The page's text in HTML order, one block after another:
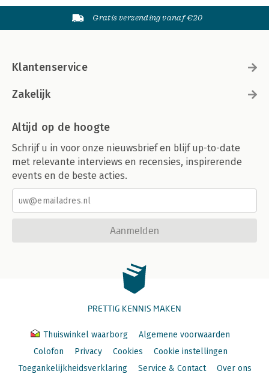
Gratis verzending vanaf €20
Klantenservice
Zakelijk
Altijd op de hoogte
Schrijf u in voor onze nieuwsbrief en blijf up-to-date
met relevante interviews en recensies, inspirerende
events en de beste acties.
Aanmelden
PRETTIG KENNIS MAKEN
Thuiswinkel waarborg
Algemene voorwaarden
Colofon
Privacy Cookies
Cookie instellingen
Toegankelijkheidsverklaring
Service & Contact Over ons